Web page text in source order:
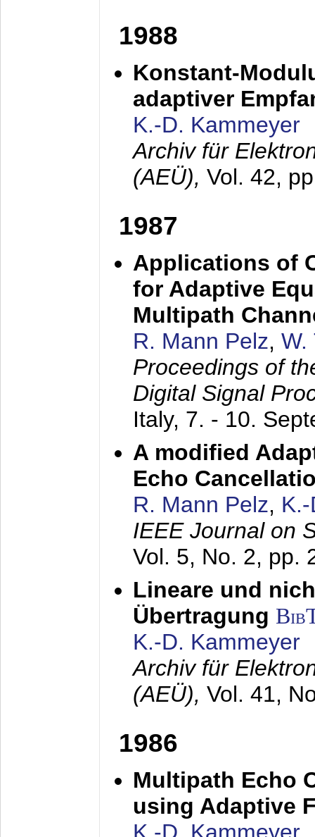
1988
Konstant-
adaptiver
K.-D. Kammeyer
Archiv für
(AEÜ), Vol. 42,
1987
Applications of
for Adaptive
Multipath
R. Mann Pelz, W.
Proceedings of
Digital Signal
Italy, 7. - 10.
A modified
Echo
R. Mann Pelz,
IEEE Journal on
Vol. 5, No. 2, pp.
Lineare und
Übertragung
K.-D. Kammeyer
Archiv für
(AEÜ), Vol. 41,
1986
Multipath Echo
using Adaptive